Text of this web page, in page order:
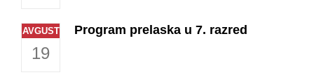
AVGUST
19
Program prelaska u 7. razred